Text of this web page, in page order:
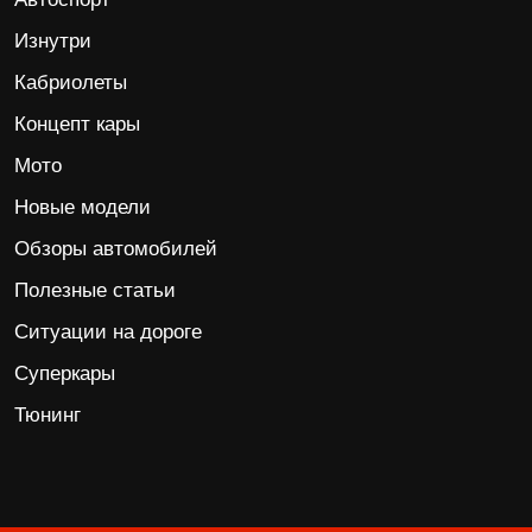
Изнутри
Кабриолеты
Концепт кары
Мото
Новые модели
Обзоры автомобилей
Полезные статьи
Ситуации на дороге
Суперкары
Тюнинг